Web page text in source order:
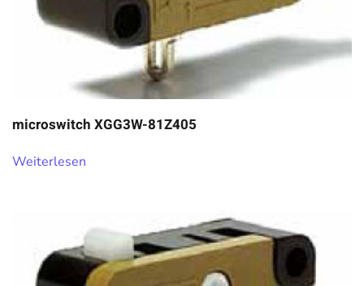
microswitch XGG3W-81Z405
Weiterlesen